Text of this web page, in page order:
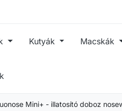
Kutyák Macskák
Mini+ - illatosító doboz